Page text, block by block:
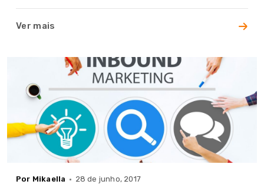
11
97072-
contato@decsigner.com.br
Ver mais
Por Mikaella 28 de junho, 2017